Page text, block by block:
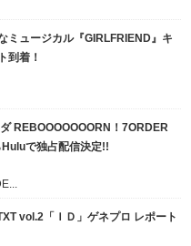
ミュージカル『GIRLFRIEND』キ
到着！
REBOOOOOOORN！7ORDER
で独占配信決定!!
vol.2「ＩＤ」ゲネプロ レポート